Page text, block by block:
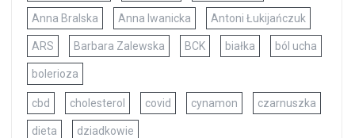
Anna Bralska Anna Iwanicka Antoni Łukijańczuk
ARS Barbara Zalewska BCK białka ból ucha
bolerioza
cbd cholesterol covid cynamon czarnuszka
dieta dziadkowie